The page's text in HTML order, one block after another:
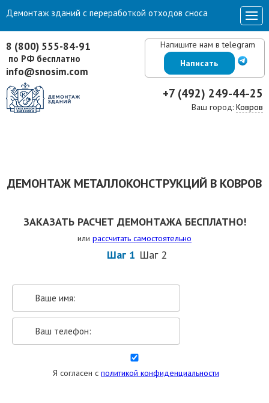
8 (800) 555-84-91
по РФ бесплатно
info@snosim.com
Напишите нам в telegram
Написать
+7 (492) 249-44-25
Ваш город: Ковров
Демонтаж зданий с переработкой отходов сноса
ДЕМОНТАЖ МЕТАЛЛОКОНСТРУКЦИЙ В КОВРОВ
ЗАКАЗАТЬ РАСЧЕТ ДЕМОНТАЖА БЕСПЛАТНО!
или рассчитать самостоятельно
Шаг 1 Шаг 2
Я согласен с политикой конфиденциальности